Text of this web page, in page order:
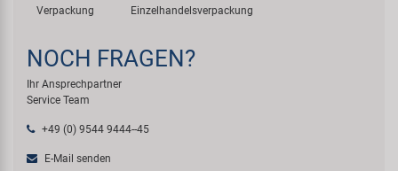
Verpackung Einzelhandelsverpackung
NOCH FRAGEN?
Ihr Ansprechpartner
Service Team
+49 (0) 9544 9444--45
E-Mail senden